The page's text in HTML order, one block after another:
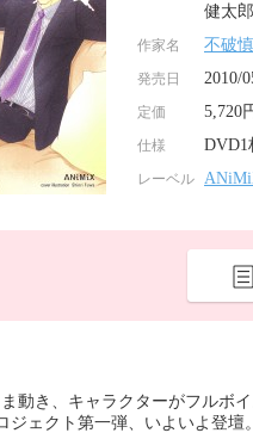
健太
作家名 不破
発売日 2010/
定価 5,720
仕様 DVD1
レーベル
動き、キャラクターがフルボ
ェクト第一弾、いよいよ登壇。